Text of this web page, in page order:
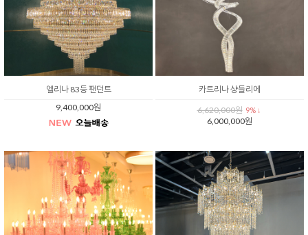
엘리나 83등 팬던트
9,400,000원
카트리나 샹들리에
6,620,000원 9% ↓
6,000,000원